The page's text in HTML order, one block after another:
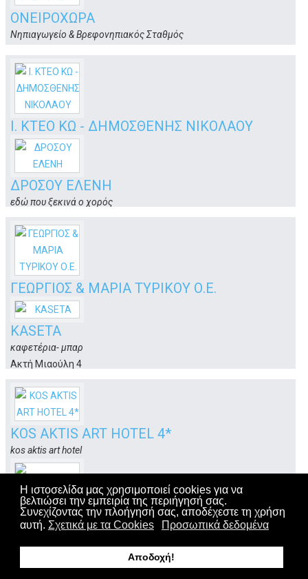
Η ιστοσελίδα μας χρησιμοποιεί cookies για να
βελτιώσει την εμπειρία της περιήγησή σας.
Συνεχίζοντας την πλοήγησή σας, αποδέχεστε τη χρήση
αυτή. Σχετικά με τα Cookies Προσωπικά δεδομένα
Αποδοχή!
ΟΝΕΙΡΟΧΩΡΑ
Νηπιαγωγείο & Βρεφονηπιακός Σταθμός
Κως
Ι. ΚΤΕΟ ΚΩ - ΔΗΜΟΣΘΕΝΗΣ ΝΙΚΟΛΑΟΥ
Ι.ΚΤΕΟ
Ασφενδιού, Μινιέρα
ΔΡΟΣΟΥ ΕΛΕΝΗ
εδώ που ξεκινά ο χορός
Κως
ΓΕΩΡΓΙΟΣ & ΜΑΡΙΑ ΤΥΡΙΚΟΥ Ο.Ε.
σιδηρικά - αλιευτικά- εμπόριο βιομηχανικών ειδών
Αυστραλίας 3
Κως
KASETA
καφετέρια- μπαρ
Ακτή Μιαούλη 4
KOS AKTIS ART HOTEL 4*
kos aktis art hotel
Βασ. Γεωργίου 7
Κως
ΠΕΡΓΑΜΗΝΟΣ SERVICE